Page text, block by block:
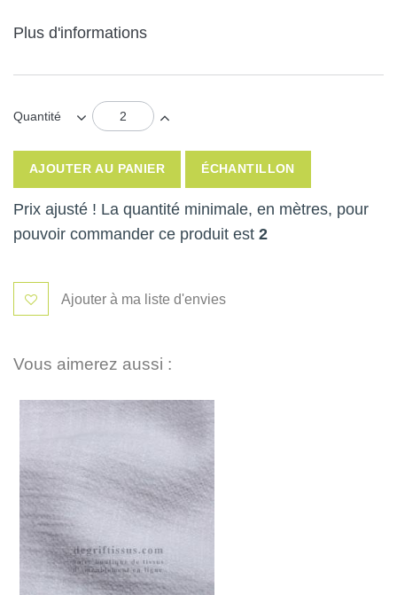
Plus d'informations
Quantité
AJOUTER AU PANIER ÉCHANTILLON
Prix ajusté ! La quantité minimale, en mètres, pour
pouvoir commander ce produit est 2
Ajouter à ma liste d'envies
Vous aimerez aussi :